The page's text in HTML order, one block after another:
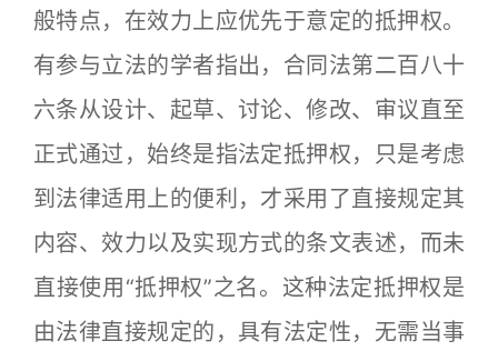
般特点，在效力上应优先于意定的抵押权。
有参与立法的学者指出，合同法第二百八十
六条从设计、起草、讨论、修改、审议直至
正式通过，始终是指法定抵押权，只是考虑
到法律适用上的便利，才采用了直接规定其
内容、效力以及实现方式的条文表述，而未
直接使用“抵押权”之名。这种法定抵押权是
由法律直接规定的，具有法定性，无需当事